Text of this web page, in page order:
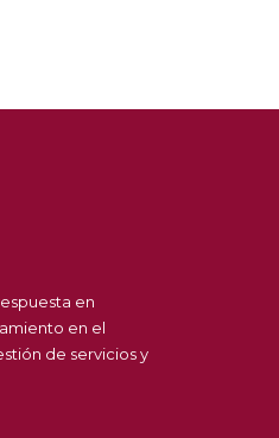
en
en el
de servicios y